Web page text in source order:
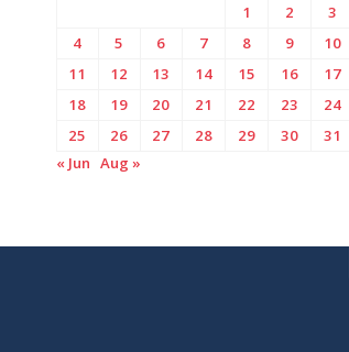
1
2
3
4
5 6 7 8 9
10
11
12 13 14 15 16
17
18
19 20 21 22 23
24
25
26 27 28 29 30
31
« Jun Aug »